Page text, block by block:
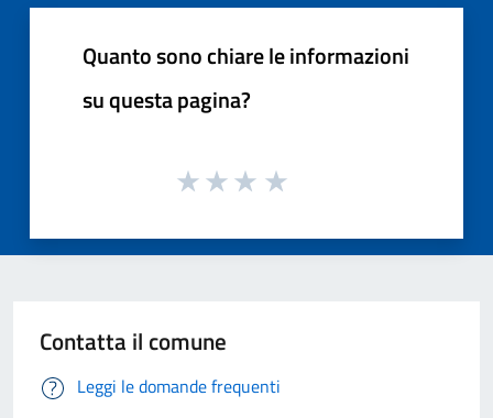
Quanto sono chiare le informazioni
su questa pagina?
Contatta il comune
Leggi le domande frequenti